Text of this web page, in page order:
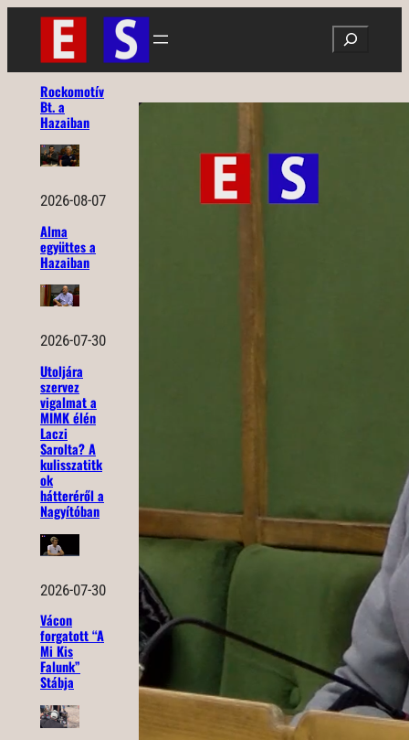
Ugrás
tartalomhoz
Search
Rockomotív
Bt. a
Hazaiban
2026-08-07
Alma
együttes a
Hazaiban
2026-07-30
Utoljára
szervez
vigalmat a
MIMK élén
Laczi
Sarolta? A
kulisszatitk
ok
hátteréről a
Nagyítóban
2026-07-30
Vácon
forgatott “A
Mi Kis
Falunk”
Stábja